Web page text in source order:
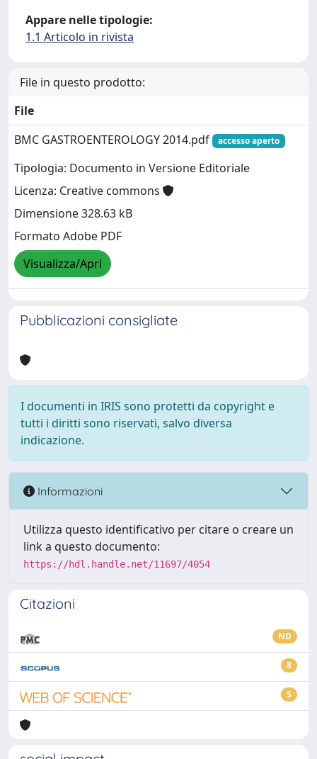
Appare nelle tipologie:
1.1 Articolo in rivista
File in questo prodotto:
File
BMC GASTROENTEROLOGY 2014.pdf
accesso aperto
Tipologia: Documento in Versione Editoriale
Licenza: Creative commons
Dimensione 328.63 kB
Formato Adobe PDF
Visualizza/Apri
Pubblicazioni consigliate
I documenti in IRIS sono protetti da copyright e
tutti i diritti sono riservati, salvo diversa
indicazione.
Informazioni
Utilizza questo identificativo per citare o creare un
link a questo documento:
https://hdl.handle.net/11697/4054
Citazioni
ND
8
5